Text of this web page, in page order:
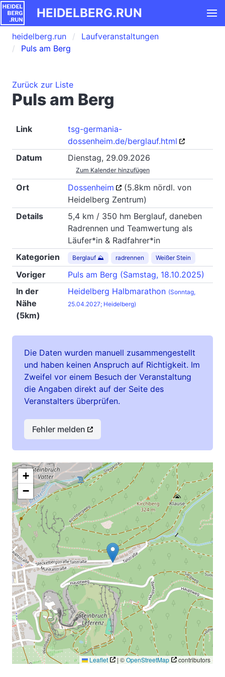
HEIDELBERG.RUN
heidelberg.run
Laufveranstaltungen
Puls am Berg
Zurück zur Liste
Puls am Berg
Link
tsg-germania-
dossenheim.de/berglauf.html
Datum
Dienstag, 29.09.2026
Zum Kalender hinzufügen
Ort Dossenheim
(5.8km nördl. von
Heidelberg Zentrum)
Details
5,4 km / 350 hm Berglauf, daneben
Radrennen und Teamwertung als
Läufer*in & Radfahrer*in
Kategorien
Berglauf ⛰ radrennen Weißer Stein
Voriger
Puls am Berg (Samstag, 18.10.2025)
In der
Nähe
(5km)
Heidelberg Halbmarathon (Sonntag,
25.04.2027; Heidelberg)
Die Daten wurden manuell zusammengestellt
und haben keinen Anspruch auf Richtigkeit. Im
Zweifel vor einem Besuch der Veranstaltung
die Angaben direkt auf der Seite des
Veranstalters überprüfen.
Fehler melden
+
−
Leaflet |©OpenStreetMap contributors